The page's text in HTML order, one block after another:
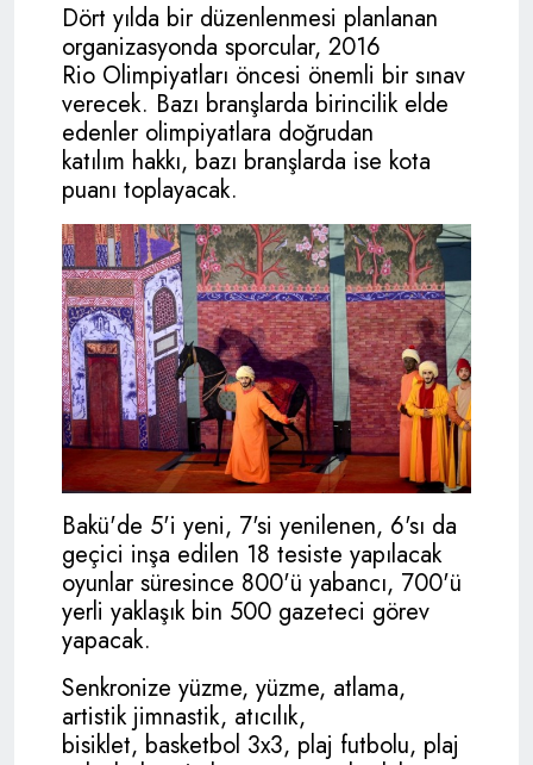
Dört yılda bir düzenlenmesi planlanan
organizasyonda sporcular, 2016
Rio Olimpiyatları öncesi önemli bir sınav
verecek. Bazı branşlarda birincilik elde
edenler olimpiyatlara doğrudan
katılım hakkı, bazı branşlarda ise kota
puanı toplayacak.
Bakü'de 5'i yeni, 7'si yenilenen, 6'sı da
geçici inşa edilen 18 tesiste yapılacak
oyunlar süresince 800'ü yabancı, 700'ü
yerli yaklaşık bin 500 gazeteci görev
yapacak.
Senkronize yüzme, yüzme, atlama,
artistik jimnastik, atıcılık,
bisiklet, basketbol 3x3, plaj futbolu, plaj